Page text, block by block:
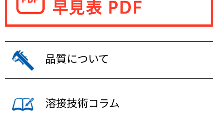
品質について
溶接技術コラム